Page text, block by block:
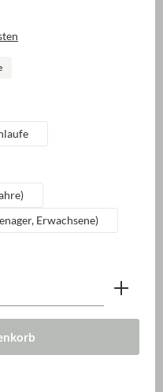
Erwachsene)
Wert ein